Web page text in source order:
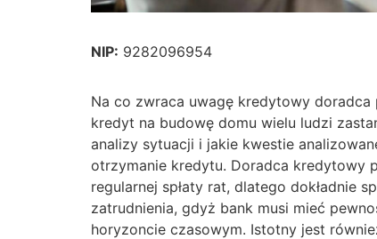
NIP: 9282096954
Na co zwraca uwagę kredytowy doradca
kredyt na budowę domu wielu ludzi
analizy sytuacji i jakie kwestie
otrzymanie kredytu. Doradca kredytowy
regularnej spłaty rat, dlatego dokładnie
zatrudnienia, gdyż bank musi mieć
horyzoncie czasowym. Istotny jest